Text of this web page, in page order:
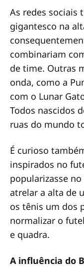
As redes sociais
gigantesco na
combinariam
de time. Outras
onda, como a
com o Lunar
Todos nascidos
ruas do mundo
É curioso
inspirados no
popularizasse
atrelar a alta de
os tênis um dos
normalizar o
e quadra.
A influência do